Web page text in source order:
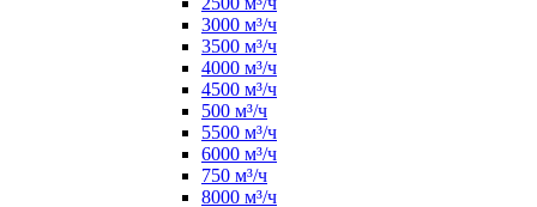
3000 м³/ч
3500 м³/ч
4000 м³/ч
4500 м³/ч
500 м³/ч
5500 м³/ч
6000 м³/ч
750 м³/ч
8000 м³/ч